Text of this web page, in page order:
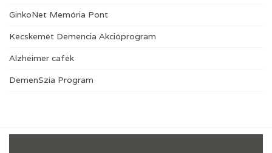
GinkoNet Memória Pont
Kecskemét Demencia Akcióprogram
Alzheimer cafék
DemenSzia Program